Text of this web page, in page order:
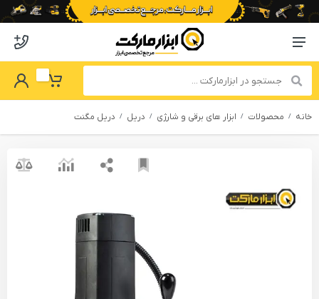
Menu Navigation
My Basket
Password
خانه محصولات ابزار های برقی و شارژی دریل دریل مگنت